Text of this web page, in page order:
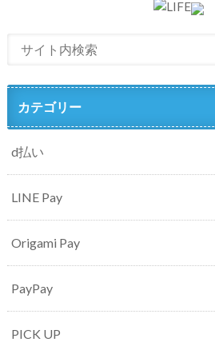
カテゴリー
d払い
LINE Pay
Origami Pay
PayPay
PICK UP